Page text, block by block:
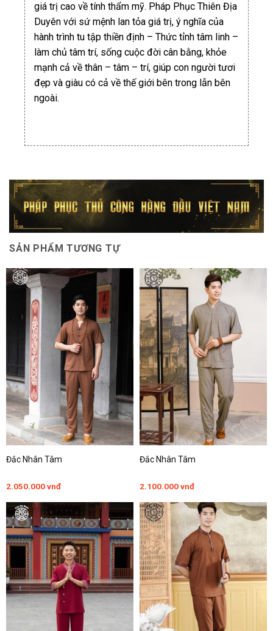
giá trị cao về tính thẩm mỹ. Pháp Phục Thiên Địa
Duyên với sứ mệnh lan tỏa giá trị, ý nghĩa của
hành trình tu tập thiền định – Thức tỉnh tâm linh –
làm chủ tâm trí, sống cuộc đời cân bằng, khỏe
mạnh cả về thân – tâm – trí, giúp con người tươi
đẹp và giàu có cả về thế giới bên trong lẫn bên
ngoài.
SẢN PHẨM TƯƠNG TỰ
Đắc Nhân Tâm
2.050.000vnđ
Đắc Nhân Tâm
2.100.000vnđ